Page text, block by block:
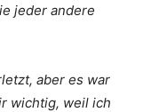
jeder andere
aber es war
wichtig, weil ich